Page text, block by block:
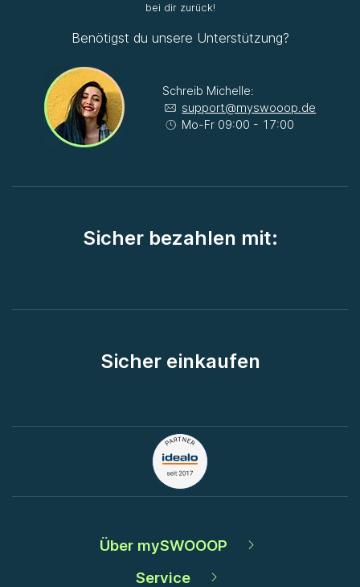
bei dir zurück!
Benötigst du unsere Unterstützung?
Schreib Michelle:
support@myswooop.de
Mo-Fr 09:00 - 17:00
Sicher bezahlen mit:
Sicher einkaufen
Über mySWOOOP
Service